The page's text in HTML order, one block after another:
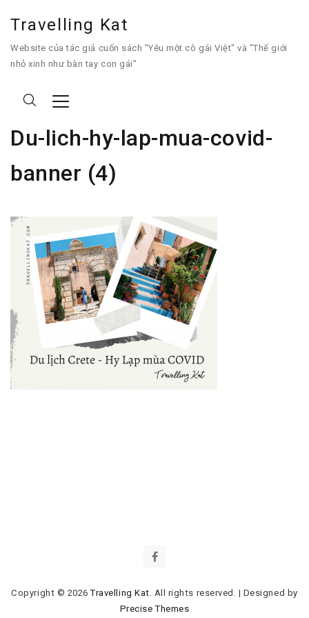
Travelling Kat
Website của tác giả cuốn sách "Yêu một cô gái Việt" và "Thế giới
nhỏ xinh như bàn tay con gái"
Du-lich-hy-lap-mua-covid-
banner (4)
Copyright © 2026Travelling Kat. All rights reserved. | Designed by
Precise Themes